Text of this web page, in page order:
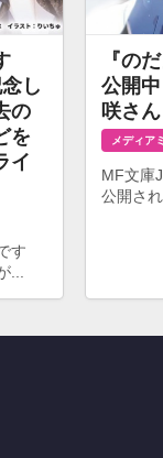
し
の
を
イ
す
...
『の
公開
咲さ
メディア
MF文庫
公開さ